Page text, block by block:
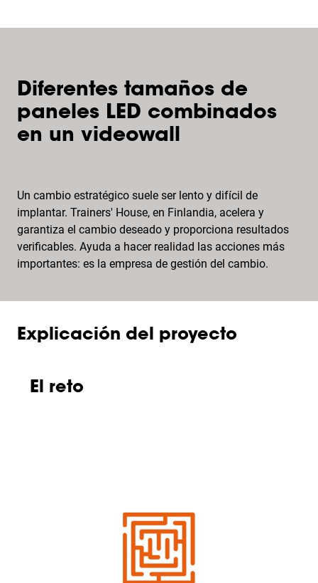
Diferentes tamaños de
paneles LED combinados
en un videowall
Un cambio estratégico suele ser lento y difícil de
implantar. Trainers' House, en Finlandia, acelera y
garantiza el cambio deseado y proporciona resultados
verificables. Ayuda a hacer realidad las acciones más
importantes: es la empresa de gestión del cambio.
Explicación del proyecto
El reto